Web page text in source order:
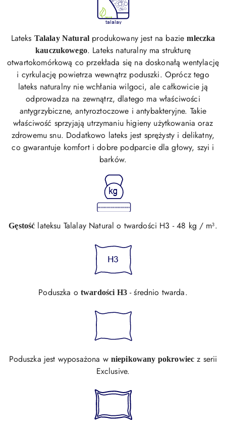
Lateks Talalay Natural produkowany jest na baziemleczka
kauczukowego. Lateks naturalny ma strukturę
otwartokomórkową co przekłada się na doskonałą wentylację
i cyrkulację powietrza wewnątrz poduszki. Oprócz tego
lateks naturalny nie wchłania wilgoci, ale całkowicie ją
odprowadza na zewnątrz, dlatego ma właściwości
antygrzybiczne, antyroztoczowe i antybakteryjne. Takie
właściwość sprzyjają utrzymaniu higieny użytkowania oraz
zdrowemu snu. Dodatkowo lateks jest sprężysty i delikatny,
co gwarantuje komfort i dobre podparcie dla głowy, szyi i
barków.
Gęstość lateksu Talalay Natural o twardości H3 - 48 kg / m³.
Poduszka o twardości H3- średnio twarda.
Poduszka jest wyposażona w niepikowany pokrowiec z serii
Exclusive.